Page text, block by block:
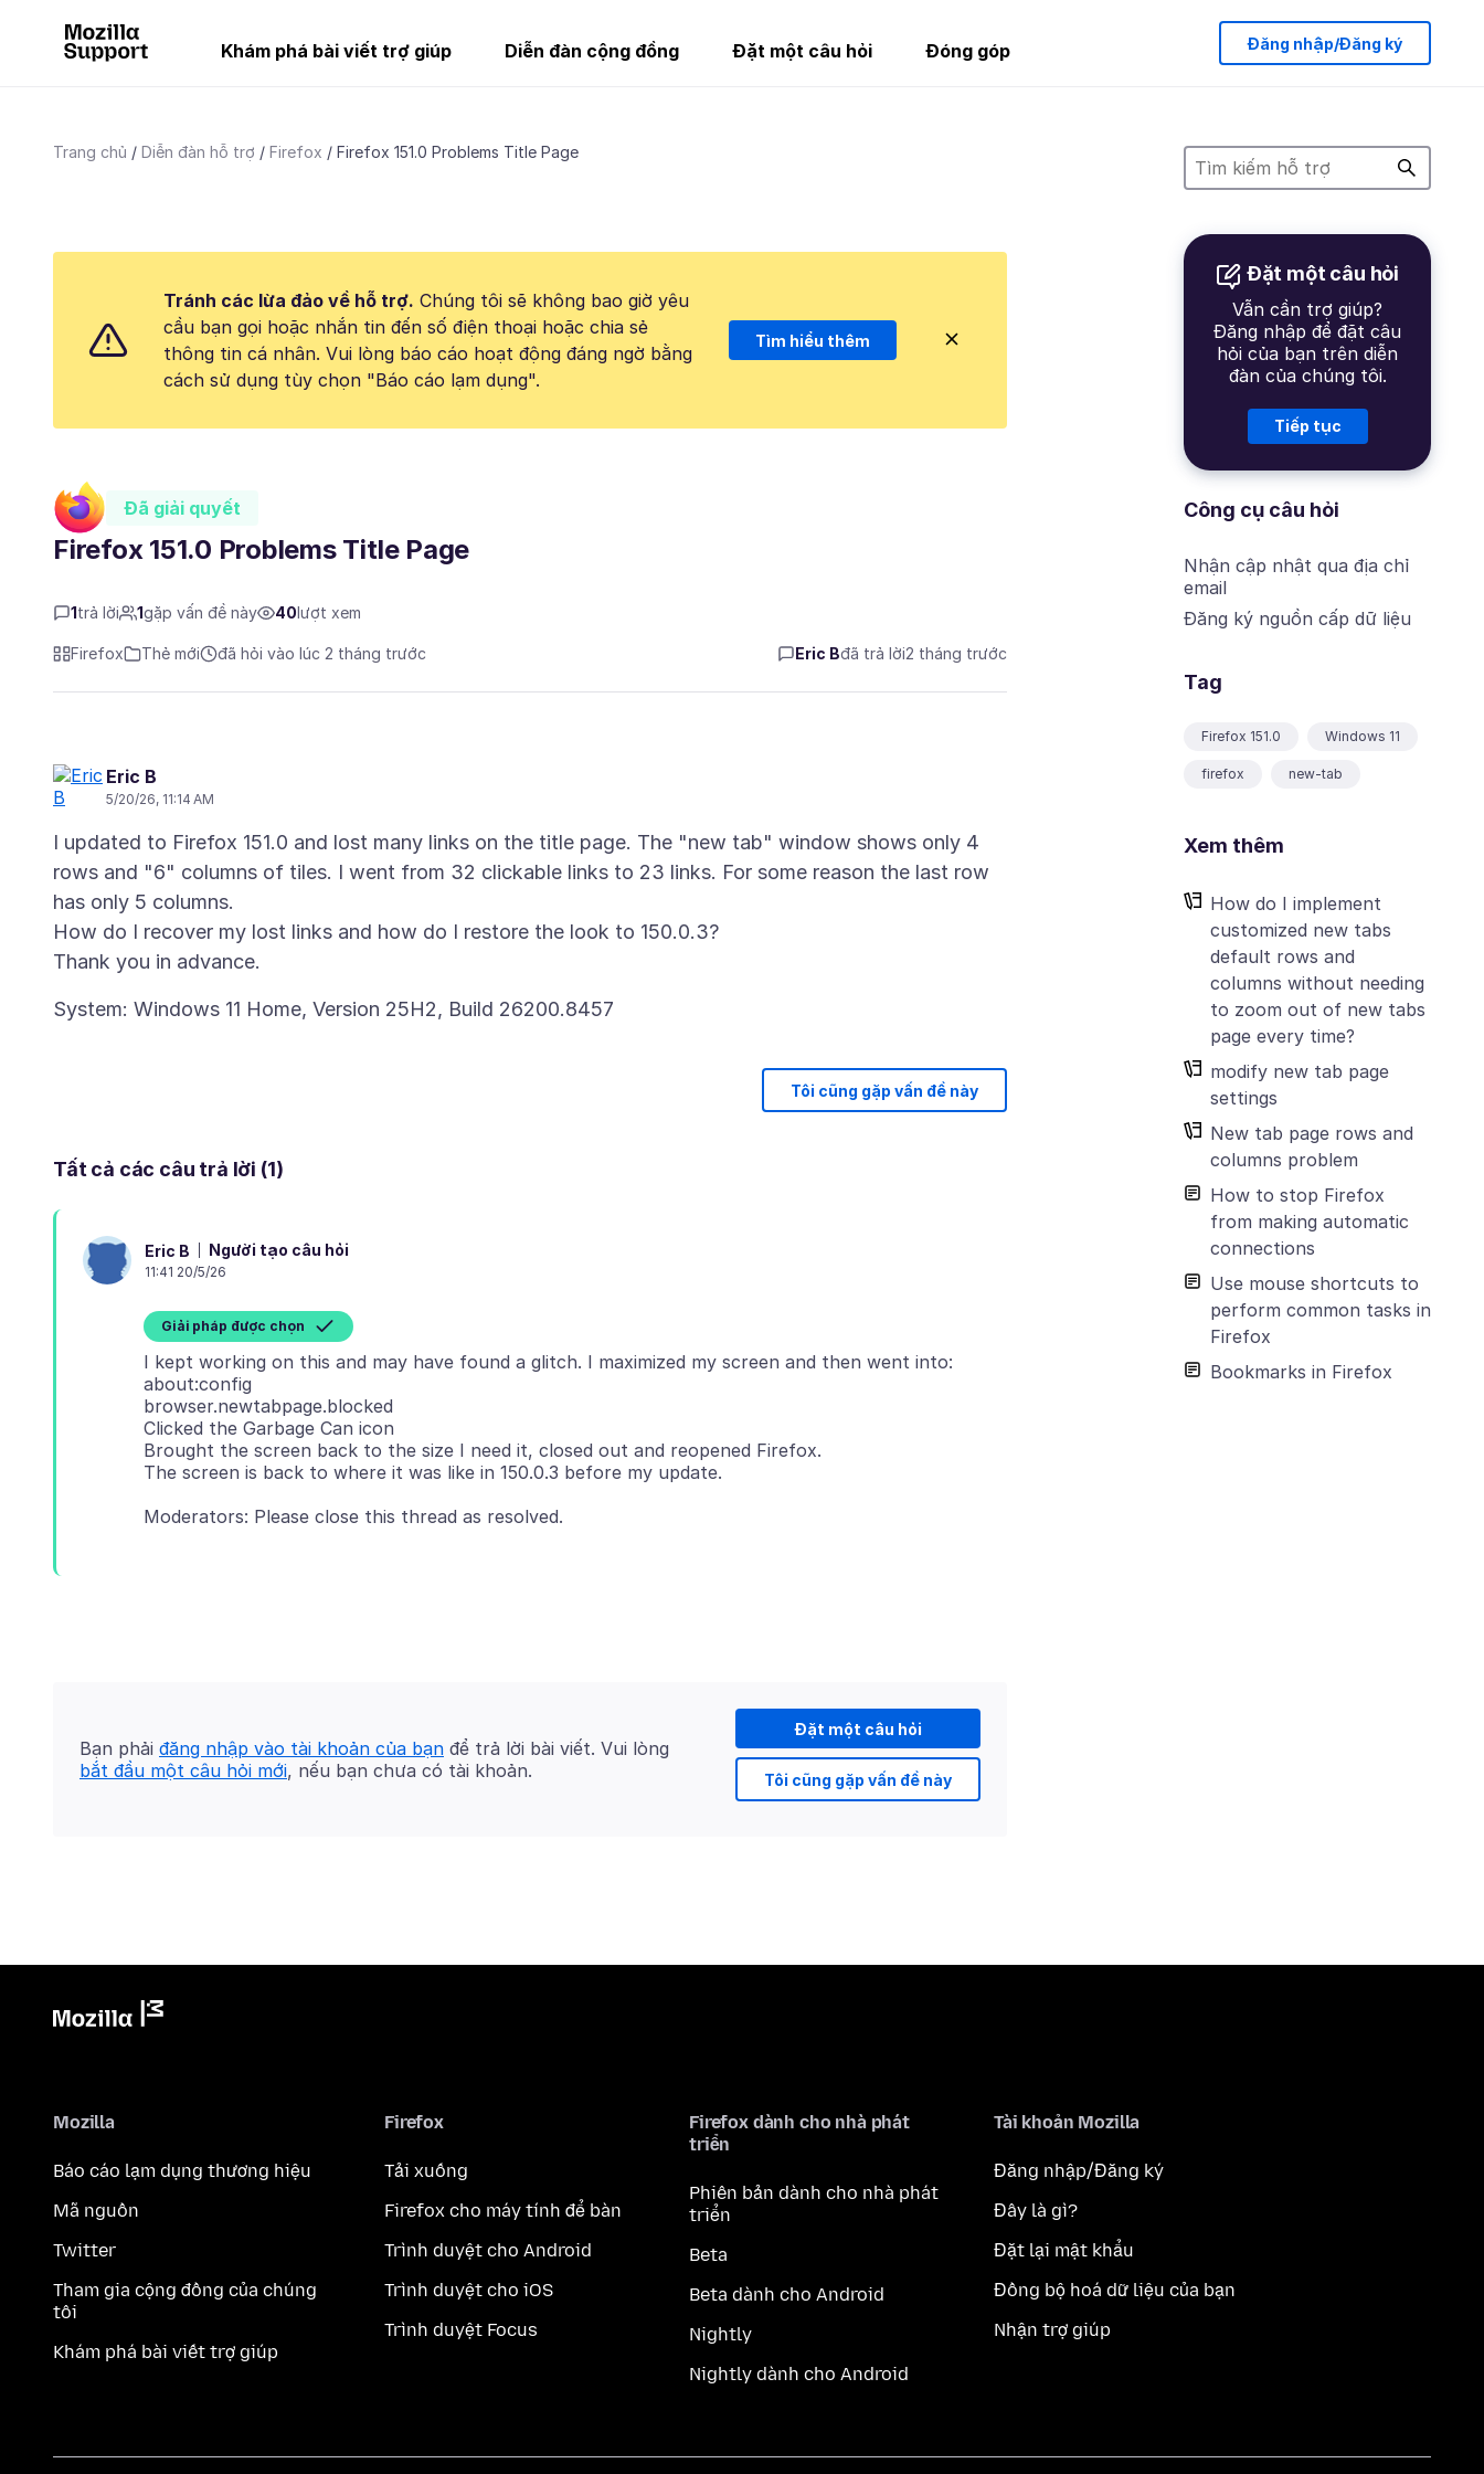
Khám phá bài viết trợ giúp Diễn đàn cộng đồng Đặt một câu hỏi Đóng góp Đăng nhập/Đăng ký
Trang chủ Diễn đàn hỗ trợ Firefox Firefox 151.0 Problems Title Page
Đặt một câu hỏi
Vẫn cần trợ giúp?
Đăng nhập để đặt câu
hỏi của bạn trên diễn
đàn của chúng tôi.
Tiếp tục
Công cụ câu hỏi
Nhận cập nhật qua địa chỉ
email
Đăng ký nguồn cấp dữ liệu
Tag
Firefox 151.0 Windows 11
firefox new-tab
Xem thêm
How do I implement
customized new tabs
default rows and
columns without needing
to zoom out of new tabs
page every time?
modify new tab page
settings
New tab page rows and
columns problem
How to stop Firefox
from making automatic
connections
Use mouse shortcuts to
perform common tasks in
Firefox
Bookmarks in Firefox
Tránh các lừa đảo về hỗ trợ. Chúng tôi sẽ không bao giờ yêu
cầu bạn gọi hoặc nhắn tin đến số điện thoại hoặc chia sẻ
thông tin cá nhân. Vui lòng báo cáo hoạt động đáng ngờ bằng
cách sử dụng tùy chọn "Báo cáo lạm dụng".
Tìm hiểu thêm
Đã giải quyết
Firefox 151.0 Problems Title Page
1 trả lời 1gặp vấn đề này 40 lượt xem
Firefox Thẻ mới đã hỏi vào lúc 2 tháng trước Eric Bđã trả lời2 tháng trước
Eric B
5/20/26, 11:14 AM
I updated to Firefox 151.0 and lost many links on the title page. The "new tab" window shows only 4
rows and "6" columns of tiles. I went from 32 clickable links to 23 links. For some reason the last row
has only 5 columns.
How do I recover my lost links and how do I restore the look to 150.0.3?
Tôi cũng gặp vấn đề này
Tất cả các câu trả lời (1)
Eric B Người tạo câu hỏi
11:41 20/5/26
Giải pháp được chọn
I kept working on this and may have found a glitch. I maximized my screen and then went into:
about:config
browser.newtabpage.blocked
Clicked the Garbage Can icon
Brought the screen back to the size I need it, closed out and reopened Firefox.
Đặt một câu hỏi
Tôi cũng gặp vấn đề này
Bạn phải đăng nhập vào tài khoản của bạn để trả lời bài viết. Vui lòng
bắt đầu một câu hỏi mới, nếu bạn chưa có tài khoản.
Mozilla
Báo cáo lạm dụng thương hiệu
Mã nguồn
Twitter
Tham gia cộng đồng của chúng
tôi
Khám phá bài viết trợ giúp
Firefox
Tải xuống
Firefox cho máy tính để bàn
Trình duyệt cho Android
Trình duyệt cho iOS
Trình duyệt Focus
Firefox dành cho nhà phát
triển
Phiên bản dành cho nhà phát
triển
Beta
Beta dành cho Android
Nightly
Nightly dành cho Android
Tài khoản Mozilla
Đăng nhập/Đăng ký
Đây là gì?
Đặt lại mật khẩu
Đồng bộ hoá dữ liệu của bạn
Nhận trợ giúp